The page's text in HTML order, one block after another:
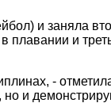
и заняла
плавании и
-
и